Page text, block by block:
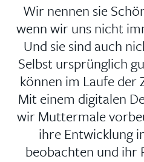
Wir nennen sie
wenn wir uns nicht
Und sie sind auch
Selbst ursprünglich
können im Laufe der
Mit einem digitalen
wir Muttermale
ihre Entwicklung
beobachten und ihr